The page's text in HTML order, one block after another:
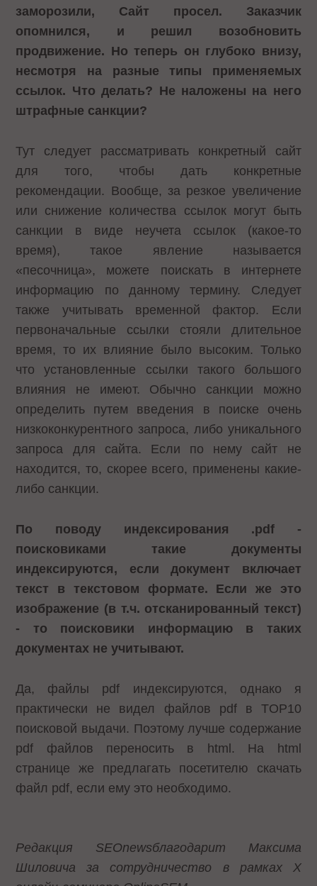
заморозили, Сайт просел. Заказчик
опомнился, и решил возобновить
продвижение. Но теперь он глубоко внизу,
несмотря на разные типы применяемых
ссылок. Что делать? Не наложены на него
штрафные санкции?
Тут следует рассматривать конкретный сайт
для того, чтобы дать конкретные
рекомендации. Вообще, за резкое увеличение
или снижение количества ссылок могут быть
санкции в виде неучета ссылок (какое-то
время), такое явление называется
«песочница», можете поискать в интернете
информацию по данному термину. Следует
также учитывать временной фактор. Если
первоначальные ссылки стояли длительное
время, то их влияние было высоким. Только
что установленные ссылки такого большого
влияния не имеют. Обычно санкции можно
определить путем введения в поиске очень
низкоконкурентного запроса, либо уникального
запроса для сайта. Если по нему сайт не
находится, то, скорее всего, применены какие-
либо санкции.
По поводу индексирования .pdf -
поисковиками такие документы
индексируются, если документ включает
текст в текстовом формате. Если же это
изображение (в т.ч. отсканированный текст)
- то поисковики информацию в таких
документах не учитывают.
Да, файлы pdf индексируются, однако я
практически не видел файлов pdf в TOP10
поисковой выдачи. Поэтому лучше содержание
pdf файлов переносить в html. На html
странице же предлагать посетителю скачать
файл pdf, если ему это необходимо.
Редакция SEOnewsблагодарит Максима
Шиловича за сотрудничество в рамках X